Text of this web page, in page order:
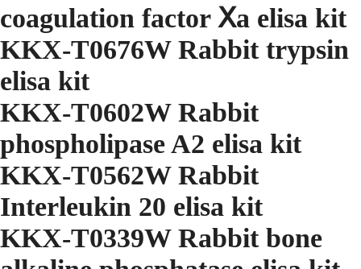
coagulation factor Ⅹa elisa kit
KKX-T0676W Rabbit trypsin
elisa kit
KKX-T0602W Rabbit
phospholipase A2 elisa kit
KKX-T0562W Rabbit
Interleukin 20 elisa kit
KKX-T0339W Rabbit bone